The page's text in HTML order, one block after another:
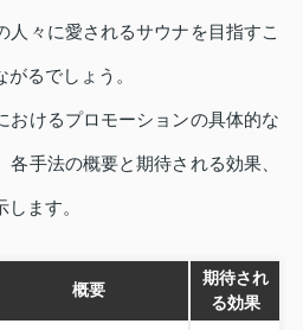
人々に愛されるサウナを目指すこ
るでしょう。
おけるプロモーションの具体的な
手法の概要と期待される効果、
ます。
概要
期待され
る効果